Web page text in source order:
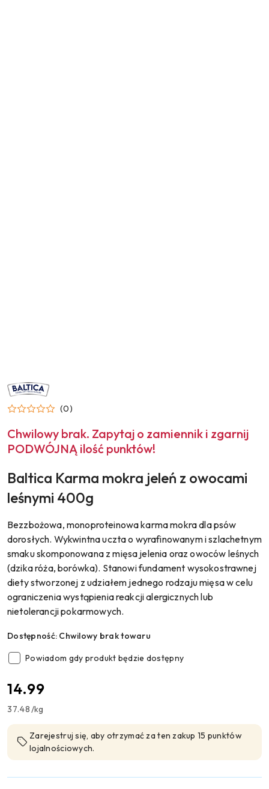
NAZWA
PRODUCENTA:
(0)
Chwilowy brak. Zapytaj o zamiennik i zgarnij
PODWÓJNĄ ilość punktów!
Baltica Karma mokra jeleń z owocami
leśnymi 400g
Bezzbożowa, monoproteinowa karma mokra dla psów
dorosłych. Wykwintna uczta o wyrafinowanym i szlachetnym
smaku skomponowana z mięsa jelenia oraz owoców leśnych
(dzika róża, borówka). Stanowi fundament wysokostrawnej
diety stworzonej z udziałem jednego rodzaju mięsa w celu
ograniczenia wystąpienia reakcji alergicznych lub
nietolerancji pokarmowych.
Dostępność: Chwilowy brak towaru
Powiadom gdy produkt będzie dostępny
cena:
14.99
37.48/kg
Zarejestruj się, aby otrzymać za ten zakup 15 punktów
lojalnościowych.